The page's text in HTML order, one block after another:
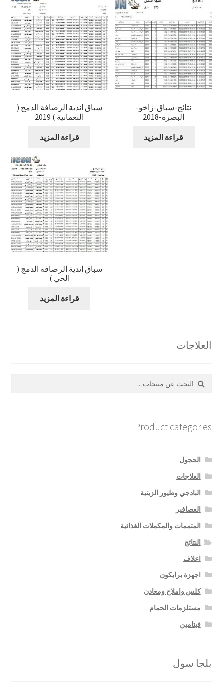
سباق اندية الرصافة الدمج (
النعمانية ) 2019
قراءة المزيد
نتائج-سباق-زاخو-
البصرة-2018
قراءة المزيد
سباق اندية الرصافة الدمج (
الحي )
قراءة المزيد
العلاجات
البحث
عن:
بحث
Product categories
الحجول
العلاجات
البادجي وطيور الزينية
العصافير
المتممات والمكملات الغذائية
النتائج
اعلاف
اجهزة برايكون
كلس واملاح ومعادن
مستلزمات الحمام
فيتامين
بلجا سول